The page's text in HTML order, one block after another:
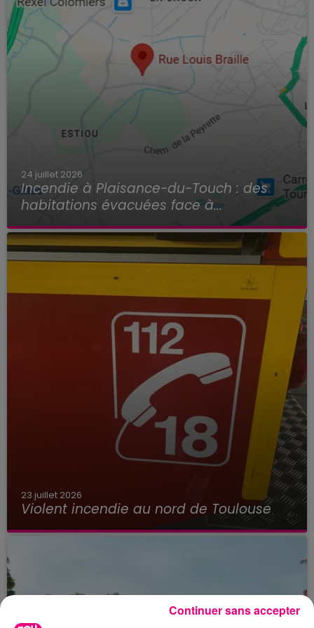
24 juillet 2026
Incendie à Plaisance-du-Touch : des
habitations évacuées face à...
23 juillet 2026
Violent incendie au nord de Toulouse
Continuer sans accepter